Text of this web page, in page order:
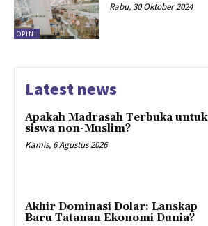
OPINI
Rabu, 30 Oktober 2024
Latest news
Apakah Madrasah Terbuka untuk
siswa non-Muslim?
Kamis, 6 Agustus 2026
Akhir Dominasi Dolar: Lanskap
Baru Tatanan Ekonomi Dunia?